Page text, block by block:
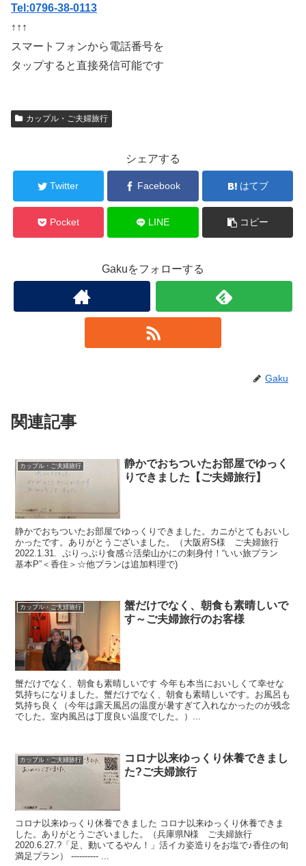
Tel:0796-38-0113
↑↑↑
スマートフォンから電話番号を
タップすると直接発信可能です
カップル・ご夫婦旅行
シェアする
Twitter Facebook はてブ
Pocket LINE コピー
Gakuをフォローする
Gaku
関連記事
カップル・ご夫婦旅行
静かでおちついたお部屋でゆっく
りできました【ご夫婦旅行】
静かでおちついたお部屋でゆっくりできました。カニがとてもおいし
かったです。ありがとうございました。（大阪府S様 ご夫婦旅行
2022.1.31. ぷりっぷり食感☆活柴山かにの刺身付！“いい旅プラン
基本P”＜香住＞☆他プランは追加料理で)
カップル・ご夫婦旅行
蟹だけでなく、朝食も素晴しいで
す～ご夫婦旅行のお客様
蟹だけでなく、朝食も素晴しいです 今年も本当においしくて幸せな
気持ちになりました。蟹だけでなく、朝食も素晴しいです。お風呂も
気持ち良く（今年は露天風呂の温度が暑すぎて入れなかったのが残念
でした。室内風呂は丁度良い温度でした。）...
カップル・ご夫婦旅行
コロナ以来ゆっくり休養できまし
た?ご夫婦旅行
コロナ以来ゆっくり休養できました コロナ以来ゆっくり休養できま
した。ありがとうございました。（兵庫県N様 ご夫婦旅行
2020.6.27.?「足、動いてるやん！」活イカ姿造りをお塩で♪香住の旬
満足プラン） ---------- ...